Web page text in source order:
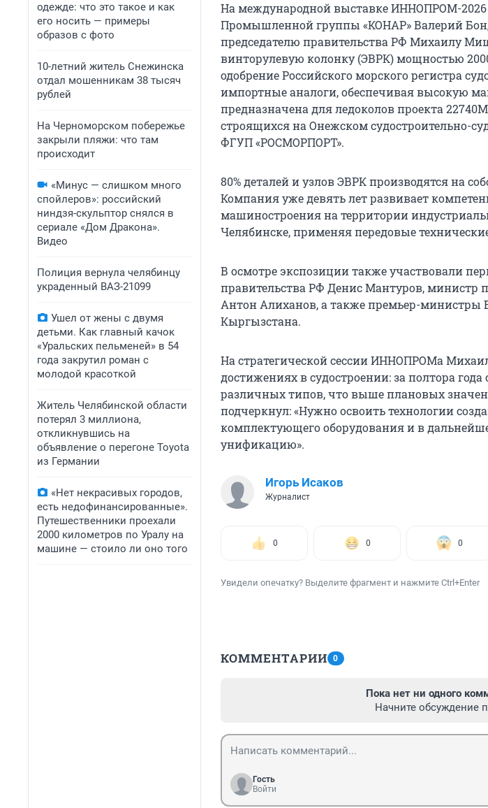
одежде: что это такое и как
его носить — примеры
образов с фото
10-летний житель Снежинска
отдал мошенникам 38 тысяч
рублей
На Черноморском побережье
закрыли пляжи: что там
происходит
«Минус — слишком много
спойлеров»: российский
ниндзя-скульптор снялся в
сериале «Дом Дракона».
Видео
Полиция вернула челябинцу
украденный ВАЗ-21099
Ушел от жены с двумя
детьми. Как главный качок
«Уральских пельменей» в 54
года закрутил роман с
молодой красоткой
Житель Челябинской области
потерял 3 миллиона,
откликнувшись на
объявление о перегоне Toyota
из Германии
«Нет некрасивых городов,
есть недофинансированные».
Путешественники проехали
2000 километров по Уралу на
машине — стоило ли оно того
На международной выставке ИННОПРОМ-2026
Промышленной группы «КОНАР» Валерий
председателю правительства РФ Михаилу
винторулевую колонку (ЭВРК) мощностью
одобрение Российского морского регистра
импортные аналоги, обеспечивая высокую
предназначена для ледоколов проекта
строящихся на Онежском судостроительно-
ФГУП «РОСМОРПОРТ».
80% деталей и узлов ЭВРК производятся на
Компания уже девять лет развивает
машиностроения на территории
Челябинске, применяя передовые
В осмотре экспозиции также участвовали
правительства РФ Денис Мантуров, министр
Антон Алиханов, а также премьер-министры
Кыргызстана.
На стратегической сессии ИННОПРОМа
достижениях в судостроении: за полтора года
различных типов, что выше плановых
подчеркнул: «Нужно освоить технологии
комплектующего оборудования и в
унификацию».
Игорь Исаков
Журналист
0 0 0
Увидели опечатку? Выделите фрагмент и нажмите Ctrl+Enter
КОММЕНТАРИИ 0
Пока нет ни одного
Начните обсуждение
Гость
Войти